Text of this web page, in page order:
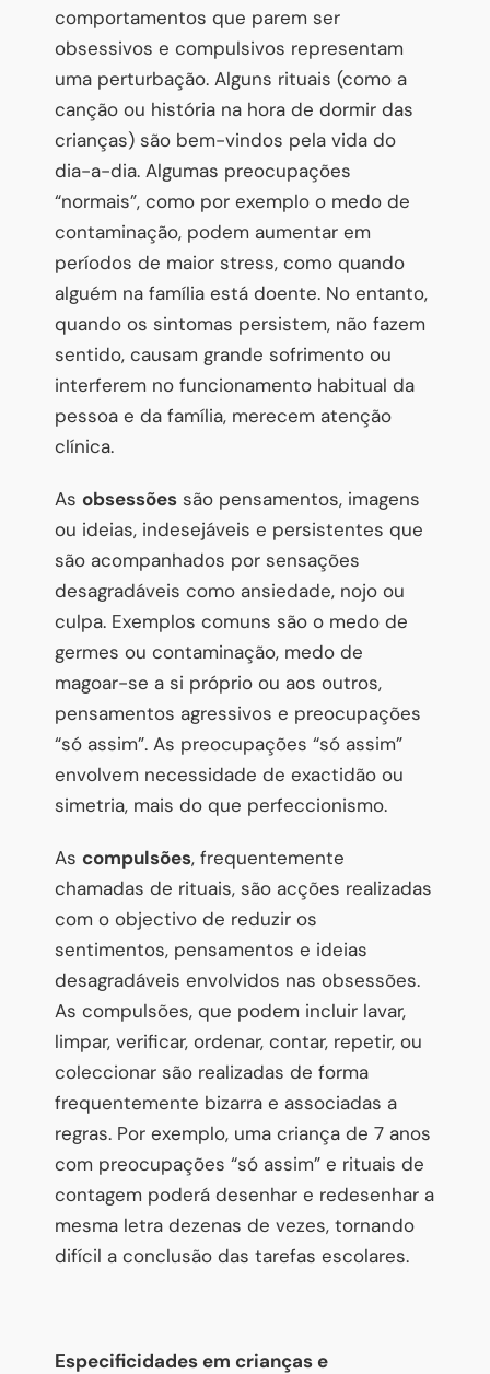
comportamentos que parem ser
obsessivos e compulsivos representam
uma perturbação. Alguns rituais (como a
canção ou história na hora de dormir das
crianças) são bem-vindos pela vida do
dia-a-dia. Algumas preocupações
“normais”, como por exemplo o medo de
contaminação, podem aumentar em
períodos de maior stress, como quando
alguém na família está doente. No entanto,
quando os sintomas persistem, não fazem
sentido, causam grande sofrimento ou
interferem no funcionamento habitual da
pessoa e da família, merecem atenção
clínica.
As obsessões são pensamentos, imagens
ou ideias, indesejáveis e persistentes que
são acompanhados por sensações
desagradáveis como ansiedade, nojo ou
culpa. Exemplos comuns são o medo de
germes ou contaminação, medo de
magoar-se a si próprio ou aos outros,
pensamentos agressivos e preocupações
“só assim”. As preocupações “só assim”
envolvem necessidade de exactidão ou
simetria, mais do que perfeccionismo.
As compulsões, frequentemente
chamadas de rituais, são acções realizadas
com o objectivo de reduzir os
sentimentos, pensamentos e ideias
desagradáveis envolvidos nas obsessões.
As compulsões, que podem incluir lavar,
limpar, verificar, ordenar, contar, repetir, ou
coleccionar são realizadas de forma
frequentemente bizarra e associadas a
regras. Por exemplo, uma criança de 7 anos
com preocupações “só assim” e rituais de
contagem poderá desenhar e redesenhar a
mesma letra dezenas de vezes, tornando
difícil a conclusão das tarefas escolares.
Especificidades em crianças e